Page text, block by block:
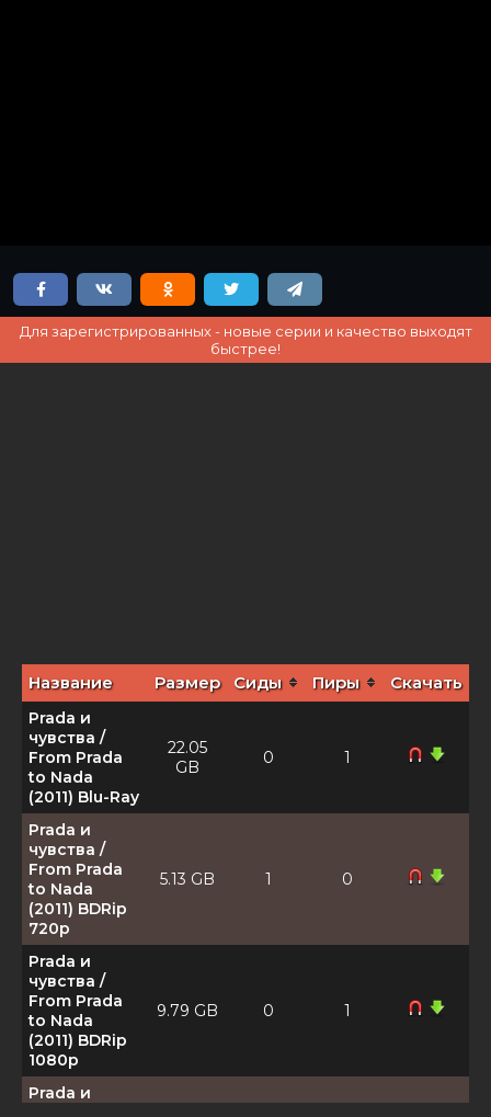
Для зарегистрированных - новые серии и качество выходят
быстрее!
Название Размер Сиды Пиры Скачать
Prada и
чувства /
From Prada
to Nada
(2011) Blu-Ray
22.05
GB
0 1
Prada и
чувства /
From Prada
to Nada
(2011) BDRip
720p
5.13 GB 1 0
Prada и
чувства /
From Prada
to Nada
(2011) BDRip
1080p
9.79 GB 0 1
Prada и